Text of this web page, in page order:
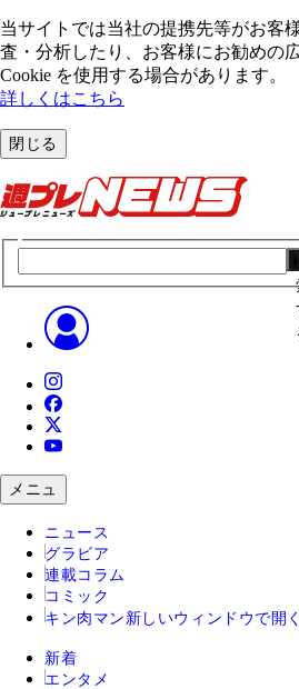
当サイトでは当社の提携先等がお客
査・分析したり、お客様にお勧めの
Cookie を使⽤する場合があります。
詳しくはこちら
閉じる
メニュ
ニュース
グラビア
連載コラム
コミック
キン肉マン 新しいウィンドウで開く
新着
エンタメ